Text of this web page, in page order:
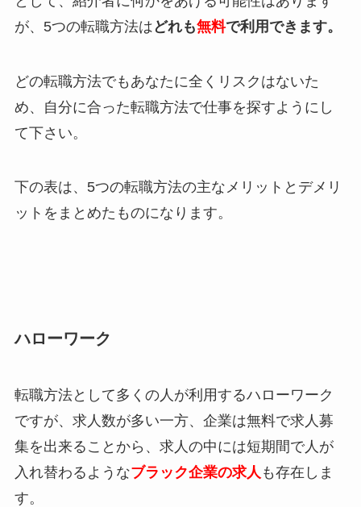
が、5つの転職方法は どれも無料で利用できます。
どの転職方法でもあなたに全くリスクはないた
め、自分に合った転職方法で仕事を探すようにし
て下さい。
下の表は、5つの転職方法の主なメリットとデメリ
ットをまとめたものになります。
ハローワーク
転職方法として多くの人が利用するハローワーク
ですが、求人数が多い一方、企業は無料で求人募
集を出来ることから、求人の中には短期間で人が
入れ替わるようなブラック企業の求人 も存在しま
す。